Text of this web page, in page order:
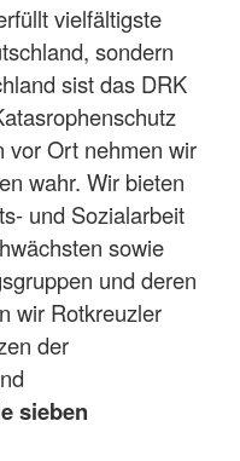
vielfältigste
sondern
sist das DRK
vor Ort nehmen wir
wahr. Wir bieten
und Sozialarbeit
sowie
und deren
wir Rotkreuzler
der
sieben